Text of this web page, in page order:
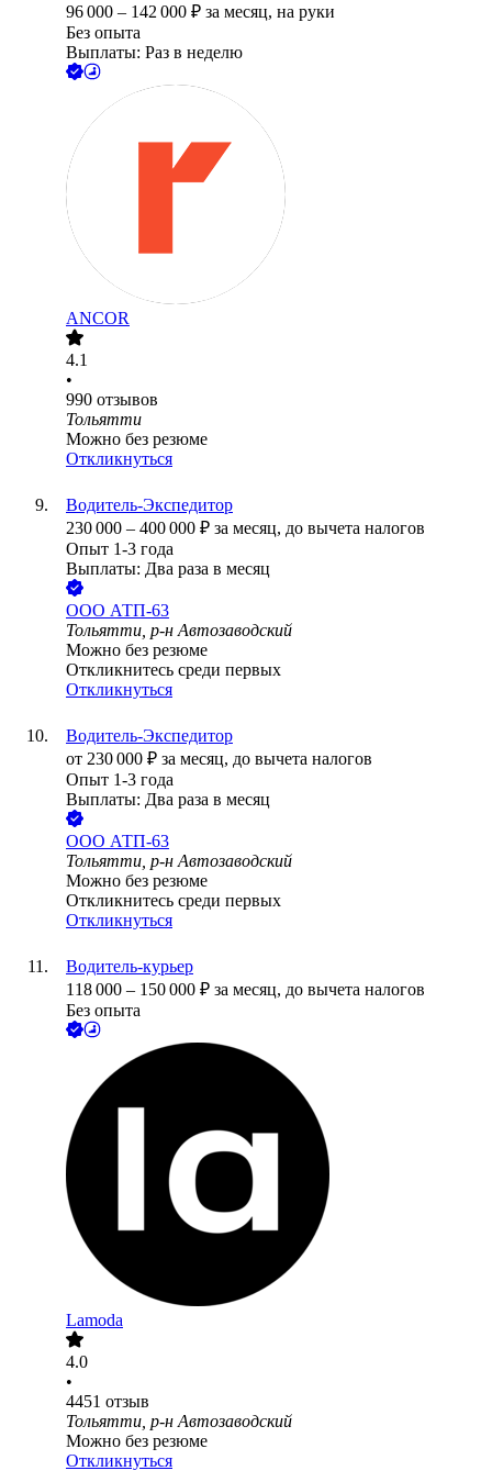
96 000 – 142 000 ₽ за месяц, на руки
Без опыта
Выплаты: Раз в неделю
ANCOR
4.1
•
990 отзывов
Тольятти
Можно без резюме
Откликнуться
Водитель-Экспедитор
230 000 – 400 000 ₽ за месяц, до вычета налогов
Опыт 1-3 года
Выплаты: Два раза в месяц
ООО АТП-63
Тольятти, р-н Автозаводский
Можно без резюме
Откликнитесь среди первых
Откликнуться
Водитель-Экспедитор
от 230 000 ₽ за месяц, до вычета налогов
Опыт 1-3 года
Выплаты: Два раза в месяц
ООО АТП-63
Тольятти, р-н Автозаводский
Можно без резюме
Откликнитесь среди первых
Откликнуться
Водитель-курьер
118 000 – 150 000 ₽ за месяц, до вычета налогов
Без опыта
Lamoda
4.0
•
4451 отзыв
Тольятти, р-н Автозаводский
Можно без резюме
Откликнуться